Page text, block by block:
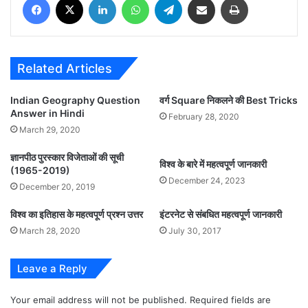
Related Articles
Indian Geography Question
Answer in Hindi
March 29, 2020
वर्ग Square निकलने की Best Tricks
February 28, 2020
ज्ञानपीठ पुरस्कार विजेताओं की सूची
(1965-2019)
December 20, 2019
विश्व के बारे में महत्वपूर्ण जानकारी
December 24, 2023
विश्व का इतिहास के महत्वपूर्ण प्रश्न उत्तर
March 28, 2020
इंटरनेट से संबधित महत्वपूर्ण जानकारी
July 30, 2017
Leave a Reply
Your email address will not be published. Required fields are